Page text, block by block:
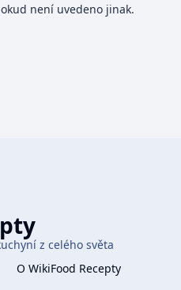
není uvedeno jinak.
z celého světa
O WikiFood Recepty